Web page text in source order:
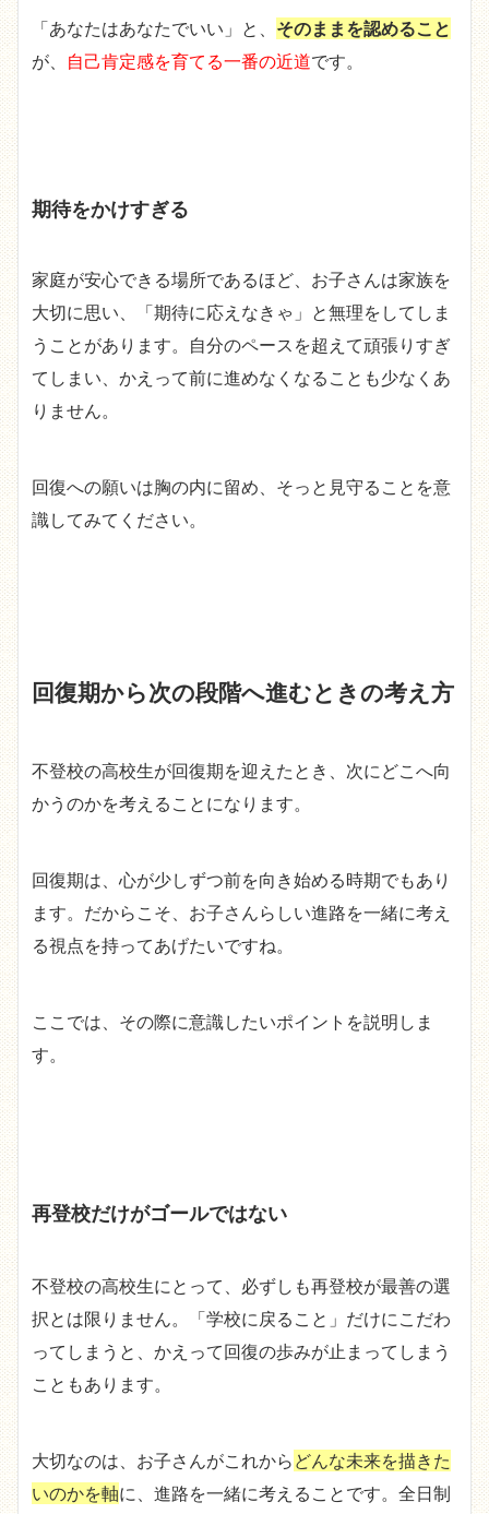
「あなたはあなたでいい」と、 そのままを認めること
が、 自己肯定感を育てる一番の近道です。
期待をかけすぎる
家庭が安心できる場所であるほど、お子さんは家族を
大切に思い、「期待に応えなきゃ」と無理をしてしま
うことがあります。自分のペースを超えて頑張りすぎ
てしまい、かえって前に進めなくなることも少なくあ
りません。
回復への願いは胸の内に留め、そっと見守ることを意
識してみてください。
回復期から次の段階へ進むときの考え方
不登校の高校生が回復期を迎えたとき、次にどこへ向
かうのかを考えることになります。
回復期は、心が少しずつ前を向き始める時期でもあり
ます。だからこそ、お子さんらしい進路を一緒に考え
る視点を持ってあげたいですね。
ここでは、その際に意識したいポイントを説明しま
す。
再登校だけがゴールではない
不登校の高校生にとって、必ずしも再登校が最善の選
択とは限りません。「学校に戻ること」だけにこだわ
ってしまうと、かえって回復の歩みが止まってしまう
こともあります。
大切なのは、お子さんがこれから どんな未来を描きた
いのかを軸に、進路を一緒に考えることです。全日制